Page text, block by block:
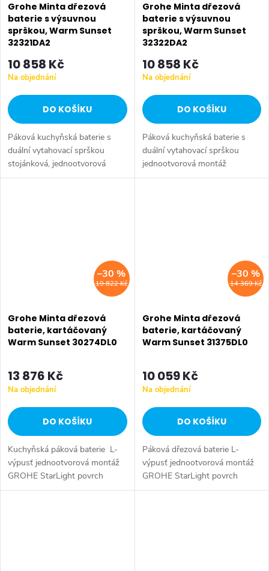
Grohe Minta dřezová
baterie s výsuvnou
sprškou, Warm Sunset
32321DA2
10 858 Kč
Na objednání
DO KOŠÍKU
Páková kuchyňská baterie s
duální vytahovací sprškou
stojánková, jednootvorová
montáž otočná výpusť ve tvaru
Grohe Minta dřezová
baterie s výsuvnou
sprškou, Warm Sunset
32322DA2
10 858 Kč
Na objednání
DO KOŠÍKU
Páková kuchyňská baterie s
duální vytahovací sprškou
jednootvorová montáž
stojánková, otočná výpusť ve
19 822 Kč
–30 %
Grohe Minta dřezová
baterie, kartáčovaný
Warm Sunset 30274DL0
13 876 Kč
Na objednání
DO KOŠÍKU
Kuchyňská páková baterie L-
výpusť jednootvorová montáž
GROHE StarLight povrch
GROHE SilkMove keramická
14 369 Kč
–30 %
Grohe Minta dřezová
baterie, kartáčovaný
Warm Sunset 31375DL0
10 059 Kč
Na objednání
DO KOŠÍKU
Páková dřezová baterie L-
výpusť jednootvorová montáž
GROHE StarLight povrch
GROHE SilkMove keramická